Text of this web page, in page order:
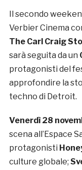
Il secondo
Verbier Cinema
The Carl Craig
sarà seguita da un
protagonisti del
approfondire la
techno di Detroit.
Venerdì 28
scena all’Espace
protagonisti
culture globale;